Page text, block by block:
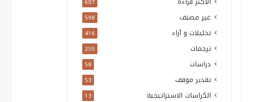
غير مصنف 598
تحليلات و آراء 416
ترجمات 255
دراسات 58
تقدير موقف 53
الكراسات الاستراتيجية 13